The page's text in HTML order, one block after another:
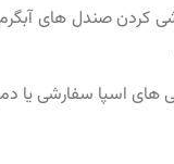
کردن صندل های
های اسپا سفارشی یا